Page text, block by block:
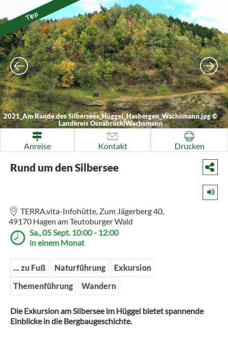
Tipp
2021_Am Rande des Silbersees_Hüggel_Hasbergen_Wachsmann.jpg©
Landkreis Osnabrück|Wachsmann
Anreise Kontakt Drucken
Rund um den Silbersee
TERRA.vita-Infohütte, Zum Jägerberg 40,
49170 Hagen am Teutoburger Wald
Sa., 05 Sept. 10:00 - 12:00
in einem Monat
... zu Fuß Naturführung
Exkursion
Themenführung
Wandern
Die Exkursion am Silbersee im Hüggel bietet spannende
Einblicke in die Bergbaugeschichte.